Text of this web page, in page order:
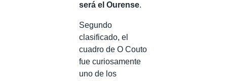
será el Ourense.
Segundo
clasificado, el
cuadro de O Couto
fue curiosamente
uno de los